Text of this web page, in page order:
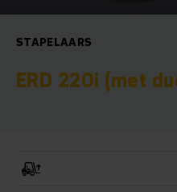
STAPELAARS
ERD 220i (met